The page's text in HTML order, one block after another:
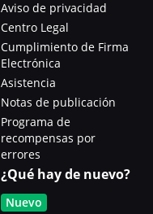
Aviso de privacidad
Centro Legal
Cumplimiento de Firma
Electrónica
Asistencia
Notas de publicación
Programa de
recompensas por
errores
¿Qué hay de nuevo?
Nuevo